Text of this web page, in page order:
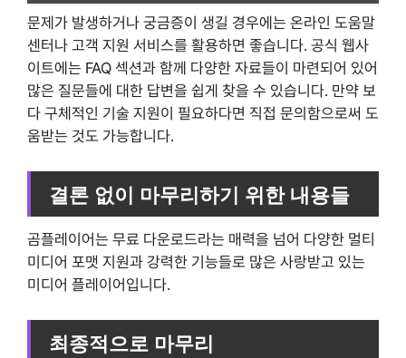
문제가 발생하거나 궁금증이 생길 경우에는 온라인 도움말
센터나 고객 지원 서비스를 활용하면 좋습니다. 공식 웹사
이트에는 FAQ 섹션과 함께 다양한 자료들이 마련되어 있어
많은 질문들에 대한 답변을 쉽게 찾을 수 있습니다. 만약 보
다 구체적인 기술 지원이 필요하다면 직접 문의함으로써 도
움받는 것도 가능합니다.
결론 없이 마무리하기 위한 내용들
곰플레이어는 무료 다운로드라는 매력을 넘어 다양한 멀티
미디어 포맷 지원과 강력한 기능들로 많은 사랑받고 있는
미디어 플레이어입니다.
최종적으로 마무리